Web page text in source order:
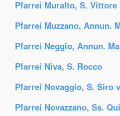
Pfarrei Muralto, S. Vittore
Pfarrei Muzzano, Annun.
Pfarrei Neggio, Annun.
Pfarrei Niva, S. Rocco
Pfarrei Novaggio, S. Siro
Pfarrei Novazzano, Ss.